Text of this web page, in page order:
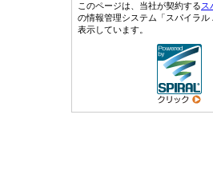
このページは、当社が契約するス
の情報管理システム「スパイラル
表示しています。